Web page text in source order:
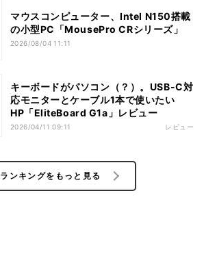
マウスコンピューター、Intel N150搭載
の小型PC「MousePro CRシリーズ」
2026/08/04 11:11
キーボードがパソコン（？）。USB-C対
応モニターとケーブル1本で使いたい
HP「EliteBoard G1a」レビュー
2026/04/11 09:11 レビュー
ランキングをもっと見る